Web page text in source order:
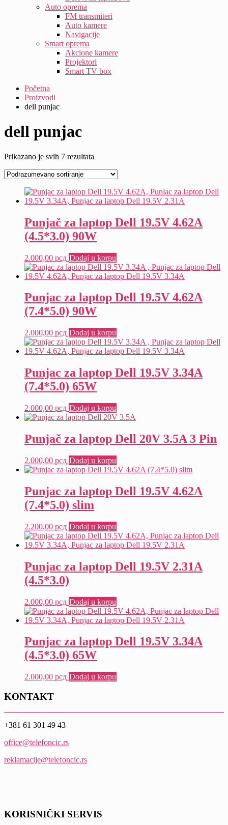
Auto oprema
FM transmiteri
Auto kamere
Navigacije
Smart oprema
Akcione kamere
Projektori
Smart TV box
Početna
Proizvodi
dell punjac
dell punjac
Prikazano je svih 7 rezultata
Punjač za laptop Dell 19.5V 4.62A
(4.5*3.0) 90W
2.000,00 рсд Dodaj u korpu
Punjac za laptop Dell 19.5V 4.62A
(7.4*5.0) 90W
2.000,00 рсд Dodaj u korpu
Punjac za laptop Dell 19.5V 3.34A
(7.4*5.0) 65W
2.000,00 рсд Dodaj u korpu
Punjač za laptop Dell 20V 3.5A 3 Pin
2.000,00 рсд Dodaj u korpu
Punjac za laptop Dell 19.5V 4.62A
(7.4*5.0) slim
2.200,00 рсд Dodaj u korpu
Punjac za laptop Dell 19.5V 2.31A
(4.5*3.0)
2.000,00 рсд Dodaj u korpu
Punjac za laptop Dell 19.5V 3.34A
(4.5*3.0) 65W
2.000,00 рсд Dodaj u korpu
KONTAKT
+381 61 301 49 43
office@telefoncic.rs
reklamacije@telefoncic.rs
KORISNIČKI SERVIS